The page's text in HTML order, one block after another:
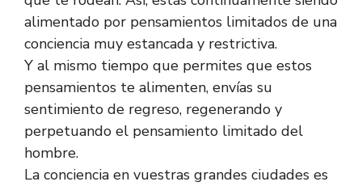
alimentado por pensamientos limitados de una
conciencia muy estancada y restrictiva.
Y al mismo tiempo que permites que estos
pensamientos te alimenten, envías su
sentimiento de regreso, regenerando y
perpetuando el pensamiento limitado del
hombre.
La conciencia en vuestras grandes ciudades es